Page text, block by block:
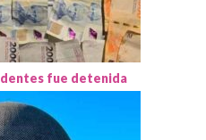
fue detenida